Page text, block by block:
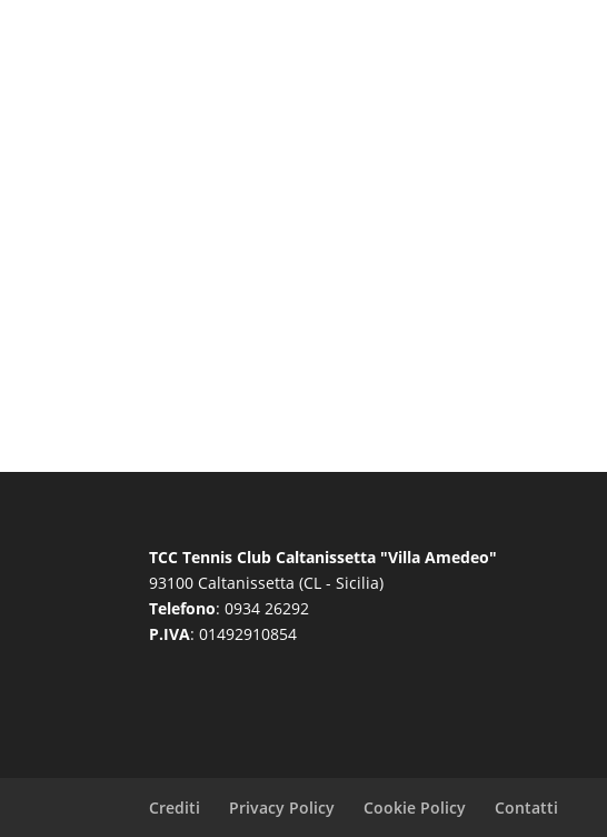
TCC Tennis Club Caltanissetta "Villa Amedeo"
93100 Caltanissetta (CL - Sicilia)
Telefono: 0934 26292
P.IVA: 01492910854
Crediti Privacy Policy Cookie Policy Contatti